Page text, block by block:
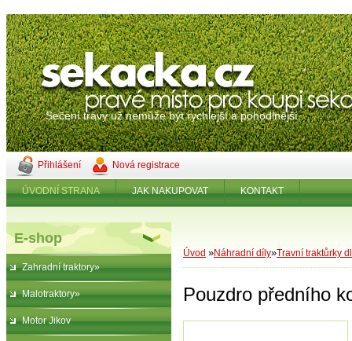
Sečení trávy už nemůže být rychlejší a pohodlnější ....
Přihlášení Nová registrace
ÚVODNÍ STRANA JAK NAKUPOVAT KONTAKT
E-shop
Zahradní traktory»
Malotraktory»
Motor Jikov
Úvod »Náhradní díly»Travní traktůrky
Pouzdro předního